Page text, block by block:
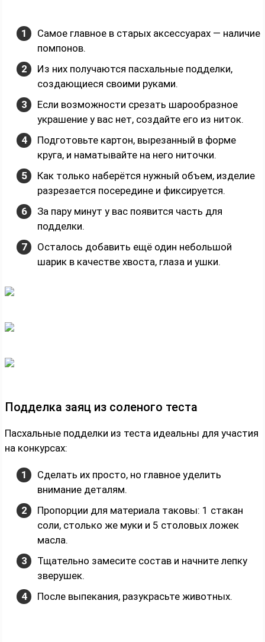
Самое главное в старых аксессуарах — наличие
помпонов.
Из них получаются пасхальные подделки,
создающиеся своими руками.
Если возможности срезать шарообразное
украшение у вас нет, создайте его из ниток.
Подготовьте картон, вырезанный в форме
круга, и наматывайте на него ниточки.
Как только наберётся нужный объем, изделие
разрезается посередине и фиксируется.
За пару минут у вас появится часть для
подделки.
Осталось добавить ещё один небольшой
шарик в качестве хвоста, глаза и ушки.
Подделка заяц из соленого теста
Пасхальные подделки из теста идеальны для участия
на конкурсах:
Сделать их просто, но главное уделить
внимание деталям.
Пропорции для материала таковы: 1 стакан
соли, столько же муки и 5 столовых ложек
масла.
Тщательно замесите состав и начните лепку
зверушек.
После выпекания, разукрасьте животных.